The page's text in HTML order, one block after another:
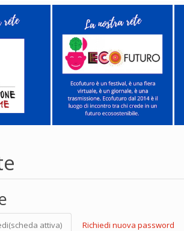
(scheda attiva) Richiedi nuova password